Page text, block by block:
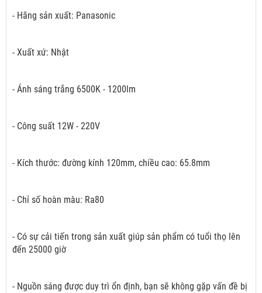
- Hãng sản xuất: Panasonic
- Xuất xứ: Nhật
- Ánh sáng trắng 6500K - 1200lm
- Công suất 12W - 220V
- Kích thước: đường kính 120mm, chiều cao: 65.8mm
- Chỉ số hoàn màu: Ra80
- Có sự cải tiến trong sản xuất giúp sản phẩm có tuổi thọ lên
đến 25000 giờ
- Nguồn sáng được duy trì ổn định, bạn sẽ không gặp vấn đề bị